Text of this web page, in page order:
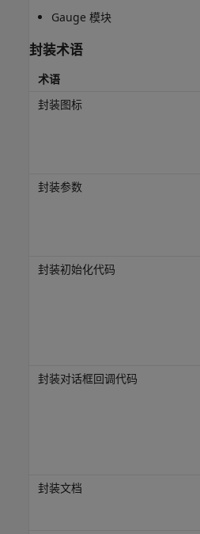
Gauge 模块
封装术语
术语
封装图标
封装参数
封装初始化代码
封装对话框回调代码
封装文档